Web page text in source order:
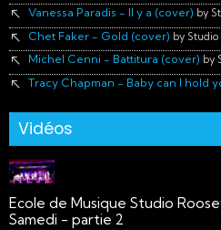
Vanessa Paradis - Il y a (cover) by
Chet Faker - Gold (cover) by
Michel Cenni - Battitura (cover) by
Tracy Chapman - Baby can I hold
Vidéos
Ecole de Musique Studio
Samedi - partie 2